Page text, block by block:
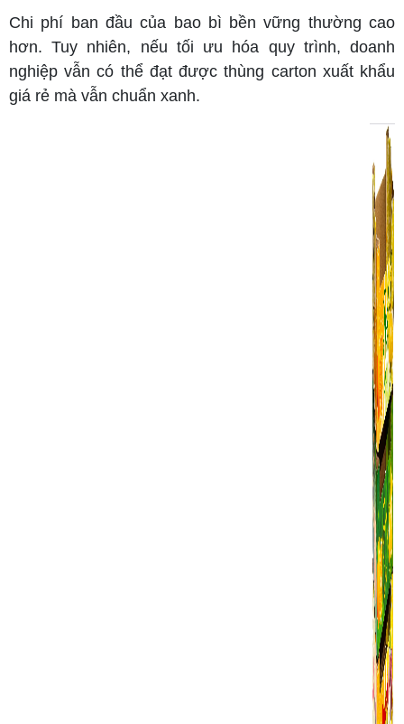
Chi phí ban đầu của bao bì bền vững thường cao
hơn. Tuy nhiên, nếu tối ưu hóa quy trình, doanh
nghiệp vẫn có thể đạt được thùng carton xuất khẩu
giá rẻ mà vẫn chuẩn xanh.